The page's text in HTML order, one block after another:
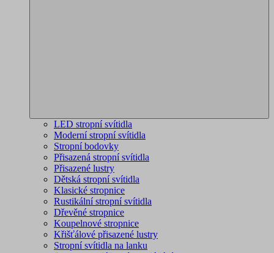
LED stropní svítidla
Moderní stropní svítidla
Stropní bodovky
Přisazená stropní svítidla
Přisazené lustry
Dětská stropní svítidla
Klasické stropnice
Rustikální stropní svítidla
Dřevěné stropnice
Koupelnové stropnice
Křišťálové přisazené lustry
Stropní svítidla na lanku